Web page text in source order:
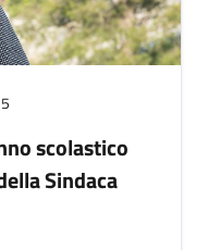
scolastico
Sindaca